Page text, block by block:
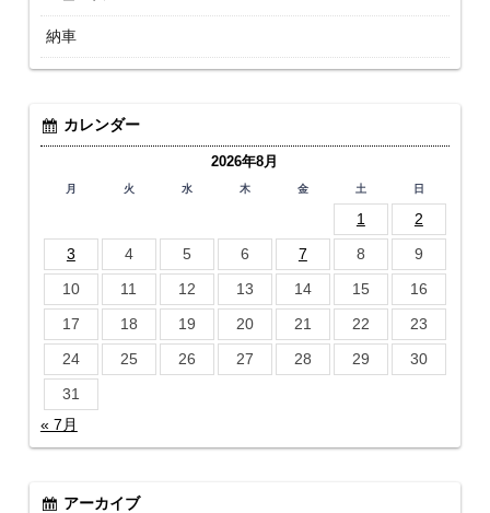
納車
カレンダー
2026年8月
月 火 水 木 金 土 日
1
2
3
4 5 6 7 8
9
10
11 12 13 14 15
16
17
18 19 20 21 22
23
24
25 26 27 28 29
30
31
« 7月
アーカイブ